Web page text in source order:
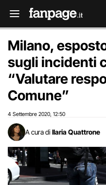
Milano,
sugli incidenti
“Valutare
Comune”
4 Settembre 2020 12:50
A cura di Ilaria Quattrone